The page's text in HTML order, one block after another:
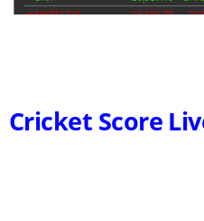
Cricket Score